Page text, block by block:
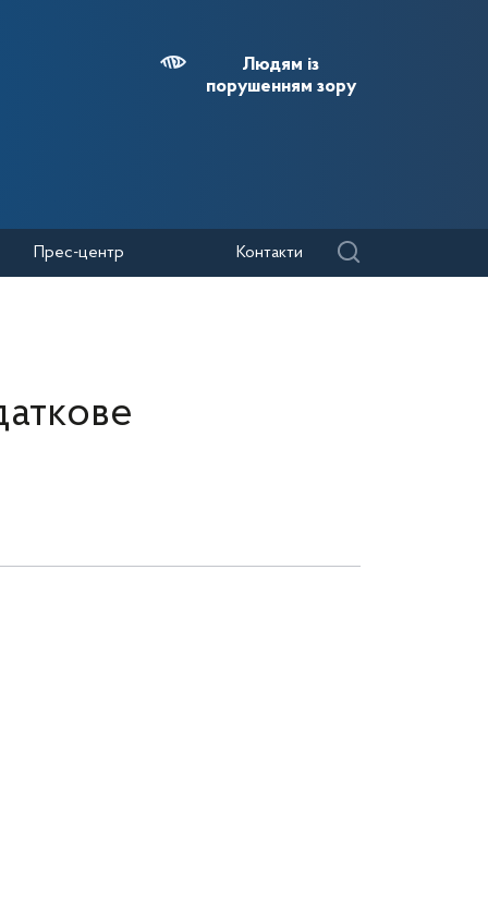
Людям із
порушенням зору
Прес-центр Контакти